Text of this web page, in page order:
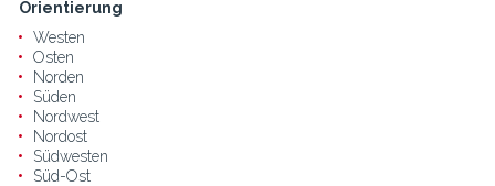
Orientierung
Westen
Osten
Norden
Süden
Nordwest
Nordost
Südwesten
Süd-Ost